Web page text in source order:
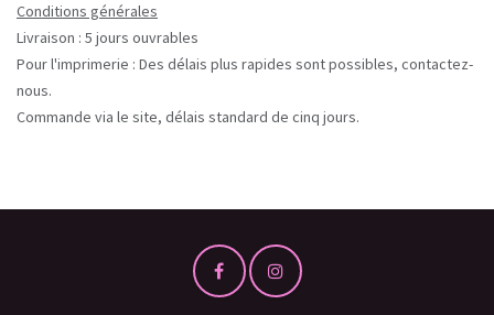
Conditions générales
Livraison : 5 jours ouvrables
Pour l'imprimerie : Des délais plus rapides sont possibles, contactez-
nous.
Commande via le site, délais standard de cinq jours.